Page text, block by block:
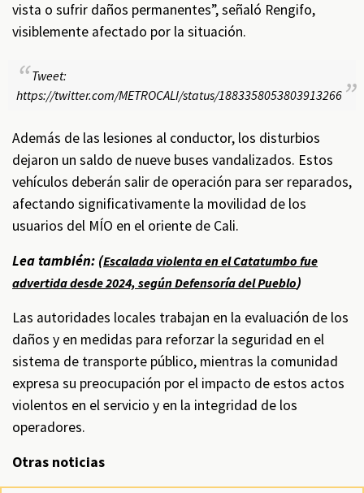
vista o sufrir daños permanentes”, señaló Rengifo,
visiblemente afectado por la situación.
Tweet:
https://twitter.com/METROCALI/status/1883358053803913266
Además de las lesiones al conductor, los disturbios
dejaron un saldo de nueve buses vandalizados. Estos
vehículos deberán salir de operación para ser reparados,
afectando significativamente la movilidad de los
usuarios del MÍO en el oriente de Cali.
Lea también: (Escalada violenta en el Catatumbo fue
advertida desde 2024, según Defensoría del Pueblo)
Las autoridades locales trabajan en la evaluación de los
daños y en medidas para reforzar la seguridad en el
sistema de transporte público, mientras la comunidad
expresa su preocupación por el impacto de estos actos
violentos en el servicio y en la integridad de los
operadores.
Otras noticias